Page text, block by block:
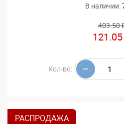
В наличии:
403.50
Кол-во:
РАСПРОДАЖА